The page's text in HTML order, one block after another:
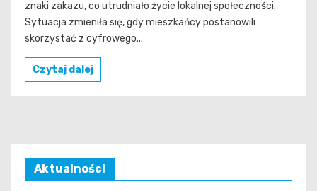
znaki zakazu, co utrudniało życie lokalnej społeczności.
Sytuacja zmieniła się, gdy mieszkańcy postanowili
skorzystać z cyfrowego...
Czytaj dalej
Aktualności